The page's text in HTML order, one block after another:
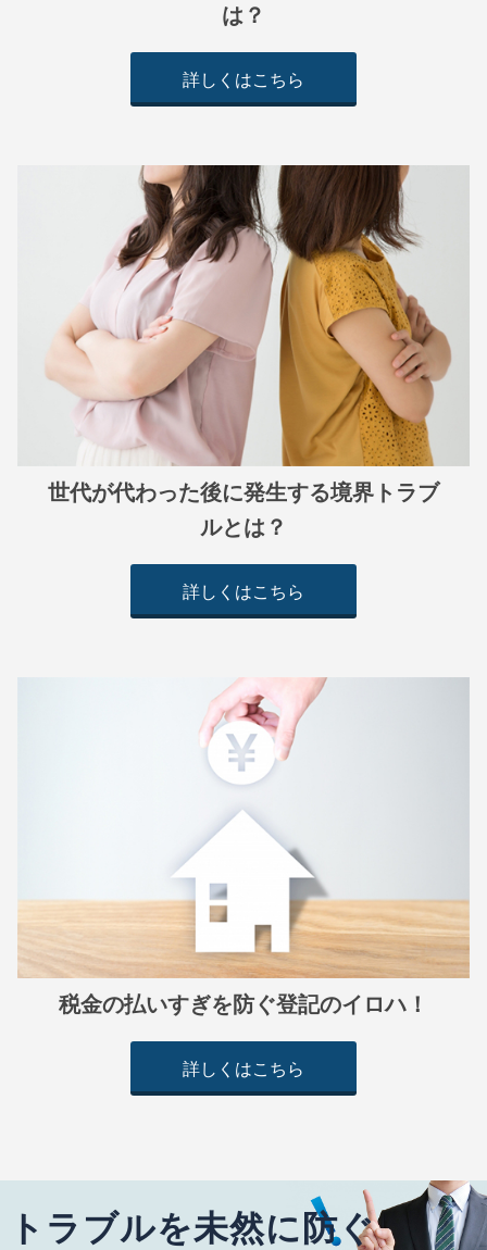
は？
詳しくはこちら
世代が代わった後に発生する境界トラブ
ルとは？
詳しくはこちら
税金の払いすぎを防ぐ登記のイロハ！
詳しくはこちら
トラブルを未然に防ぐ